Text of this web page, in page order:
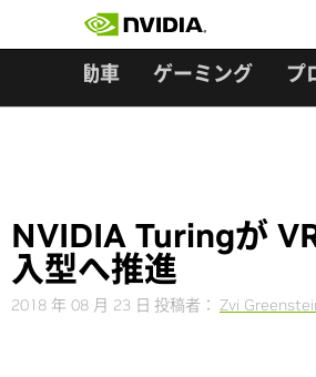
自動車 ゲーミング プ
NVIDIA Turingが
入型へ推進
2018 年 08 月 23 日 投稿者： Zvi